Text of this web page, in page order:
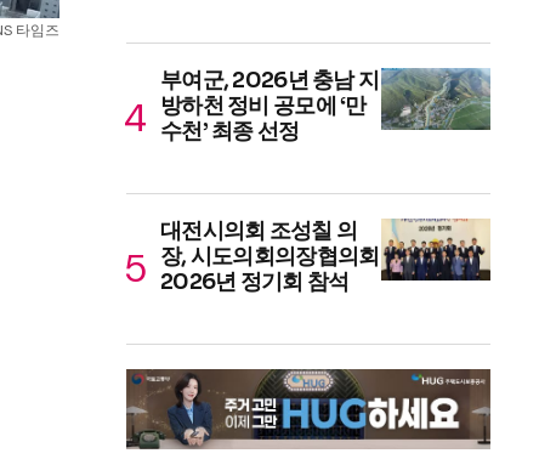
타임즈
부여군, 2026년 충남 지
방하천 정비 공모에 ‘만
수천’ 최종 선정
대전시의회 조성칠 의
장, 시도의회의장협의회
2026년 정기회 참석